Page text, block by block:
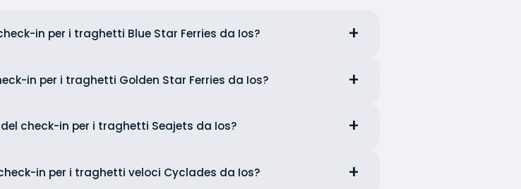
in per i traghetti Blue Star Ferries da Ios?
in per i traghetti Golden Star Ferries da Ios?
check-in per i traghetti Seajets da Ios?
in per i traghetti veloci Cyclades da Ios?